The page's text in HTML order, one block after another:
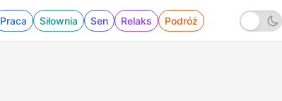
Praca Siłownia Sen Relaks Podróż